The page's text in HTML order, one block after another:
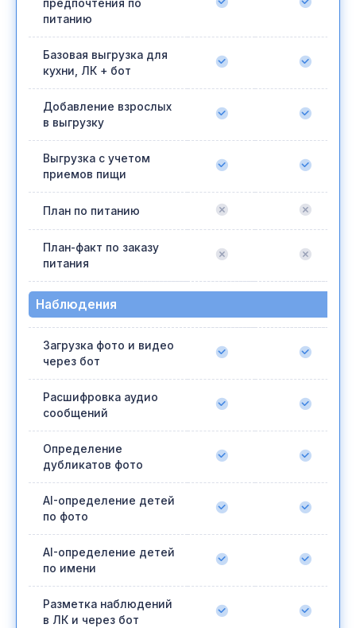
предпочтения по
питанию
Базовая выгрузка для
кухни, ЛК + бот
Добавление взрослых
в выгрузку
Выгрузка с учетом
приемов пищи
План по питанию
План-факт по заказу
питания
Наблюдения
Загрузка фото и видео
через бот
Расшифровка аудио
сообщений
Определение
дубликатов фото
AI-определение детей
по фото
AI-определение детей
по имени
Разметка наблюдений
в ЛК и через бот